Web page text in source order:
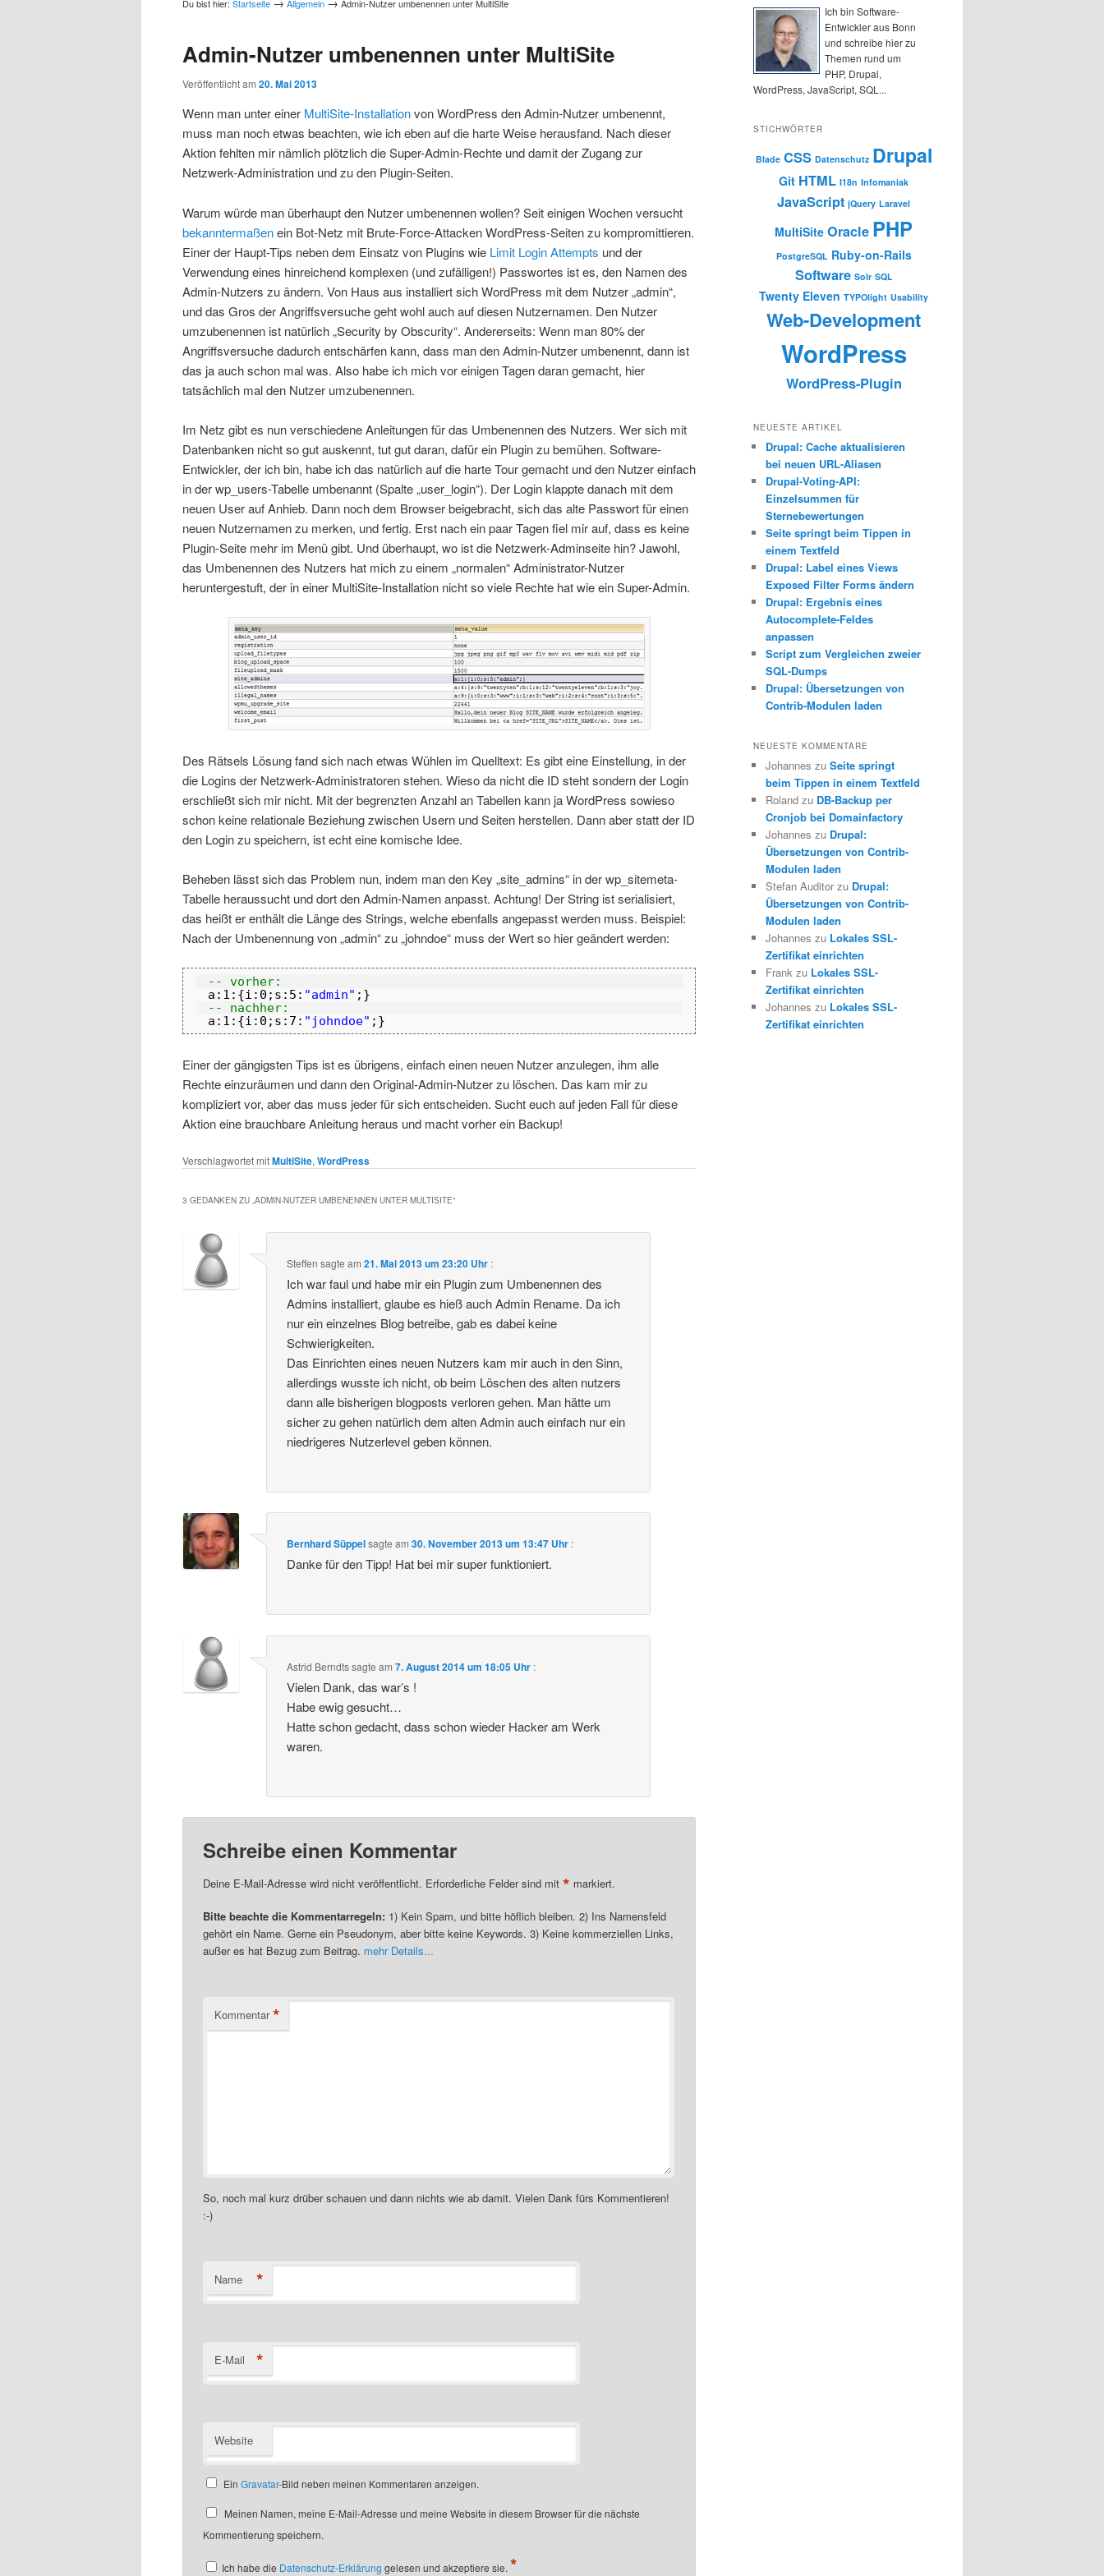
Du bist hier: Startseite Allgemein Admin-Nutzer umbenennen unter MultiSite
Admin-Nutzer umbenennen unter MultiSite
Veröffentlicht am 20. Mai 2013
Wenn man unter einer MultiSite-Installationvon WordPress den Admin-Nutzer umbenennt,
muss man noch etwas beachten, wie ich eben auf die harte Weise herausfand. Nach dieser
Aktion fehlten mir nämlich plötzlich die Super-Admin-Rechte und damit der Zugang zur
Netzwerk-Administration und zu den Plugin-Seiten.
Warum würde man überhaupt den Nutzer umbenennen wollen? Seit einigen Wochen versucht
bekanntermaßenein Bot-Netz mit Brute-Force-Attacken WordPress-Seiten zu kompromittieren.
Einer der Haupt-Tips neben dem Einsatz von Plugins wie Limit Login Attempts und der
Verwendung eines hinreichend komplexen (und zufälligen!) Passwortes ist es, den Namen des
Admin-Nutzers zu ändern. Von Haus aus installiert sich WordPress mit dem Nutzer „admin“,
und das Gros der Angriffsversuche geht wohl auch auf diesen Nutzernamen. Den Nutzer
umzubenennen ist natürlich „Security by Obscurity“. Andererseits: Wenn man 80% der
Angriffsversuche dadurch entschärfen kann, dass man den Admin-Nutzer umbenennt, dann ist
das ja auch schon mal was. Also habe ich mich vor einigen Tagen daran gemacht, hier
tatsächlich mal den Nutzer umzubenennen.
Im Netz gibt es nun verschiedene Anleitungen für das Umbenennen des Nutzers. Wer sich mit
Datenbanken nicht so gut auskennt, tut gut daran, dafür ein Plugin zu bemühen. Software-
Entwickler, der ich bin, habe ich das natürlich auf die harte Tour gemacht und den Nutzer einfach
in der wp_users-Tabelle umbenannt (Spalte „user_login“). Der Login klappte danach mit dem
neuen User auf Anhieb. Dann noch dem Browser beigebracht, sich das alte Passwort für einen
neuen Nutzernamen zu merken, und fertig. Erst nach ein paar Tagen fiel mir auf, dass es keine
Plugin-Seite mehr im Menü gibt. Und überhaupt, wo ist die Netzwerk-Adminseite hin? Jawohl,
das Umbenennen des Nutzers hat mich zu einem „normalen“ Administrator-Nutzer
heruntergestuft, der in einer MultiSite-Installation nicht so viele Rechte hat wie ein Super-Admin.
Des Rätsels Lösung fand sich nach etwas Wühlen im Quelltext: Es gibt eine Einstellung, in der
die Logins der Netzwerk-Administratoren stehen. Wieso da nicht die ID steht sondern der Login
erschließt sich mir nicht. Mit der begrenzten Anzahl an Tabellen kann ja WordPress sowieso
schon keine relationale Beziehung zwischen Usern und Seiten herstellen. Dann aber statt der ID
den Login zu speichern, ist echt eine komische Idee.
Beheben lässt sich das Problem nun, indem man den Key „site_admins“ in der wp_sitemeta-
Tabelle heraussucht und dort den Admin-Namen anpasst. Achtung! Der String ist serialisiert,
das heißt er enthält die Länge des Strings, welche ebenfalls angepasst werden muss. Beispiel:
Nach der Umbenennung von „admin“ zu „johndoe“ muss der Wert so hier geändert werden:
-- vorher:
a:1:{i:0;s:5: "admin" ;}
-- nachher:
a:1:{i:0;s:7: "johndoe" ;}
Einer der gängigsten Tips ist es übrigens, einfach einen neuen Nutzer anzulegen, ihm alle
Rechte einzuräumen und dann den Original-Admin-Nutzer zu löschen. Das kam mir zu
kompliziert vor, aber das muss jeder für sich entscheiden. Sucht euch auf jeden Fall für diese
Aktion eine brauchbare Anleitung heraus und macht vorher ein Backup!
Verschlagwortet mitMultiSite, WordPress
3 GEDANKEN ZU „ ADMIN-NUTZER UMBENENNEN UNTER MULTISITE“
Steffen sagte am21. Mai 2013 um 23:20 Uhr :
Ich war faul und habe mir ein Plugin zum Umbenennen des
Admins installiert, glaube es hieß auch Admin Rename. Da ich
nur ein einzelnes Blog betreibe, gab es dabei keine
Schwierigkeiten.
Das Einrichten eines neuen Nutzers kam mir auch in den Sinn,
allerdings wusste ich nicht, ob beim Löschen des alten nutzers
dann alle bisherigen blogposts verloren gehen. Man hätte um
sicher zu gehen natürlich dem alten Admin auch einfach nur ein
niedrigeres Nutzerlevel geben können.
Bernhard Süppelsagte am30. November 2013 um 13:47 Uhr :
Danke für den Tipp! Hat bei mir super funktioniert.
Astrid Berndtssagte am7. August 2014 um 18:05 Uhr :
Vielen Dank, das war’s !
Habe ewig gesucht…
Hatte schon gedacht, dass schon wieder Hacker am Werk
waren.
Schreibe einen Kommentar
Deine E-Mail-Adresse wird nicht veröffentlicht. Erforderliche Felder sind mit* markiert.
Bitte beachte die Kommentarregeln: 1) Kein Spam, und bitte höflich bleiben. 2) Ins Namensfeld
gehört ein Name. Gerne ein Pseudonym, aber bitte keine Keywords. 3) Keine kommerziellen Links,
außer es hat Bezug zum Beitrag. mehr Details...
Kommentar *
So, noch mal kurz drüber schauen und dann nichts wie ab damit. Vielen Dank fürs Kommentieren!
:-)
Name *
E-Mail *
Website
EinGravatar-Bild neben meinen Kommentaren anzeigen.
Meinen Namen, meine E-Mail-Adresse und meine Website in diesem Browser für die nächste
Kommentierung speichern.
Ich habe die Datenschutz-Erklärung gelesen und akzeptiere sie.*
h
e
Ich bin Software-
Entwickler aus Bonn
und schreibe hier zu
Themen rund um
PHP, Drupal,
WordPress, JavaScript, SQL...
STICHWÖRTER
Blade CSS Datenschutz Drupal
Git HTML I18n Infomaniak
JavaScript jQuery Laravel
MultiSite Oracle PHP
PostgreSQL Ruby-on-Rails
Software Solr SQL
Twenty Eleven TYPOlight Usability
Web-Development
WordPress
WordPress-Plugin
NEUESTE ARTIKEL
Drupal: Cache aktualisieren
bei neuen URL-Aliasen
Drupal-Voting-API:
Einzelsummen für
Sternebewertungen
Seite springt beim Tippen in
einem Textfeld
Drupal: Label eines Views
Exposed Filter Forms ändern
Drupal: Ergebnis eines
Autocomplete-Feldes
anpassen
Script zum Vergleichen zweier
SQL-Dumps
Drupal: Übersetzungen von
Contrib-Modulen laden
NEUESTE KOMMENTARE
Johannes zu Seite springt
beim Tippen in einem Textfeld
Roland zu DB-Backup per
Cronjob bei Domainfactory
Johannes zu Drupal:
Übersetzungen von Contrib-
Modulen laden
Stefan Auditor zu Drupal:
Übersetzungen von Contrib-
Modulen laden
Johannes zu Lokales SSL-
Zertifikat einrichten
Frank zu Lokales SSL-
Zertifikat einrichten
Johannes zu Lokales SSL-
Zertifikat einrichten